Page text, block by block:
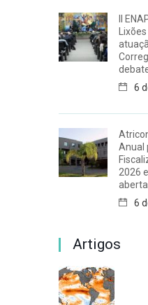
II
6
Anual
2026
6
Artigos